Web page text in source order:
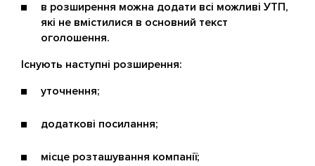
в розширення можна додати всі можливі УТП,
які не вмістилися в основний текст
оголошення.
Існують наступні розширення:
уточнення;
додаткові посилання;
місце розташування компанії;